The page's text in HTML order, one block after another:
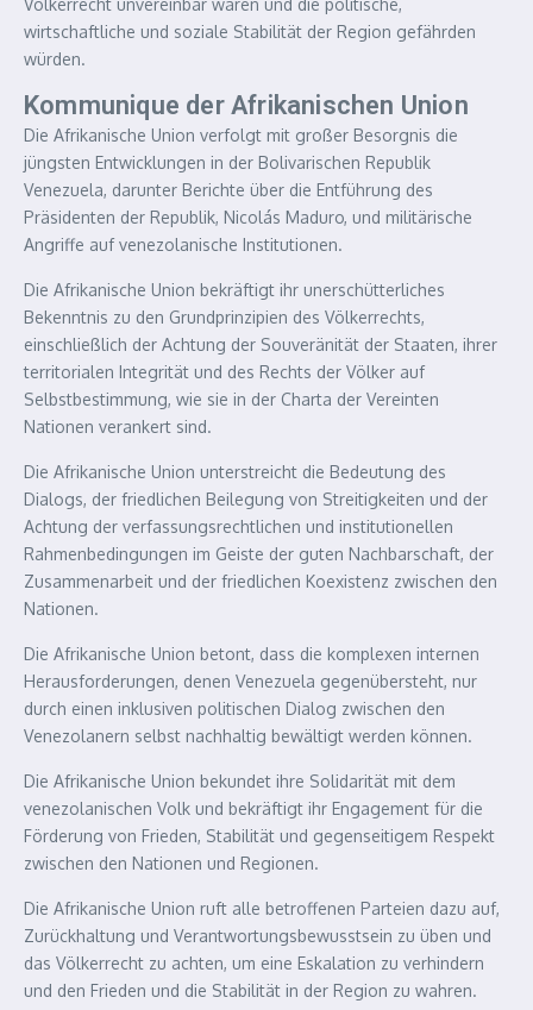
Völkerrecht unvereinbar wären und die politische,
wirtschaftliche und soziale Stabilität der Region gefährden
würden.
Kommunique der Afrikanischen Union
Die Afrikanische Union verfolgt mit großer Besorgnis die
jüngsten Entwicklungen in der Bolivarischen Republik
Venezuela, darunter Berichte über die Entführung des
Präsidenten der Republik, Nicolás Maduro, und militärische
Angriffe auf venezolanische Institutionen.
Die Afrikanische Union bekräftigt ihr unerschütterliches
Bekenntnis zu den Grundprinzipien des Völkerrechts,
einschließlich der Achtung der Souveränität der Staaten, ihrer
territorialen Integrität und des Rechts der Völker auf
Selbstbestimmung, wie sie in der Charta der Vereinten
Nationen verankert sind.
Die Afrikanische Union unterstreicht die Bedeutung des
Dialogs, der friedlichen Beilegung von Streitigkeiten und der
Achtung der verfassungsrechtlichen und institutionellen
Rahmenbedingungen im Geiste der guten Nachbarschaft, der
Zusammenarbeit und der friedlichen Koexistenz zwischen den
Nationen.
Die Afrikanische Union betont, dass die komplexen internen
Herausforderungen, denen Venezuela gegenübersteht, nur
durch einen inklusiven politischen Dialog zwischen den
Venezolanern selbst nachhaltig bewältigt werden können.
Die Afrikanische Union bekundet ihre Solidarität mit dem
venezolanischen Volk und bekräftigt ihr Engagement für die
Förderung von Frieden, Stabilität und gegenseitigem Respekt
zwischen den Nationen und Regionen.
Die Afrikanische Union ruft alle betroffenen Parteien dazu auf,
Zurückhaltung und Verantwortungsbewusstsein zu üben und
das Völkerrecht zu achten, um eine Eskalation zu verhindern
und den Frieden und die Stabilität in der Region zu wahren.